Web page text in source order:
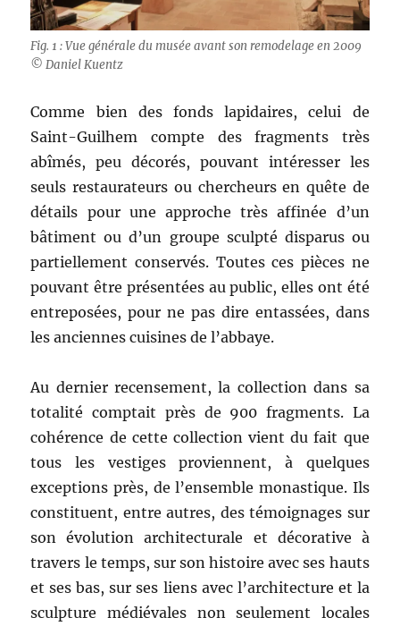
Fig. 1 : Vue générale du musée avant son remodelage en 2009
© Daniel Kuentz
Comme bien des fonds lapidaires, celui de
Saint-Guilhem compte des fragments très
abîmés, peu décorés, pouvant intéresser les
seuls restaurateurs ou chercheurs en quête de
détails pour une approche très affinée d’un
bâtiment ou d’un groupe sculpté disparus ou
partiellement conservés. Toutes ces pièces ne
pouvant être présentées au public, elles ont été
entreposées, pour ne pas dire entassées, dans
les anciennes cuisines de l’abbaye.
Au dernier recensement, la collection dans sa
totalité comptait près de 900 fragments. La
cohérence de cette collection vient du fait que
tous les vestiges proviennent, à quelques
exceptions près, de l’ensemble monastique. Ils
constituent, entre autres, des témoignages sur
son évolution architecturale et décorative à
travers le temps, sur son histoire avec ses hauts
et ses bas, sur ses liens avec l’architecture et la
sculpture médiévales non seulement locales